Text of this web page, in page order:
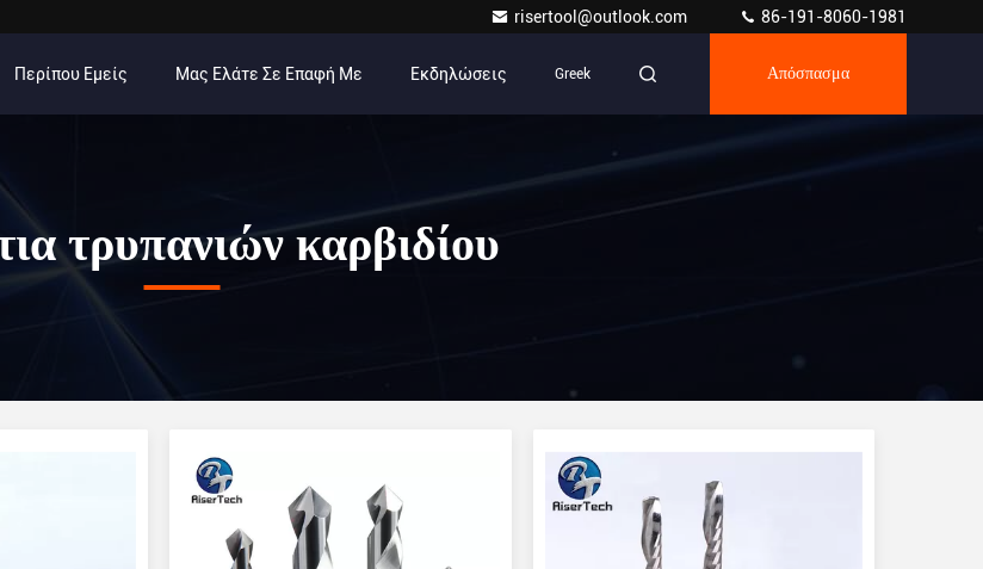
risertool@outlook.com 86-191-8060-1981
Περίπου Εμείς Μας Ελάτε Σε Επαφή Με Εκδηλώσεις Greek Απόσπασμα
τρυπανιών καρβιδίου